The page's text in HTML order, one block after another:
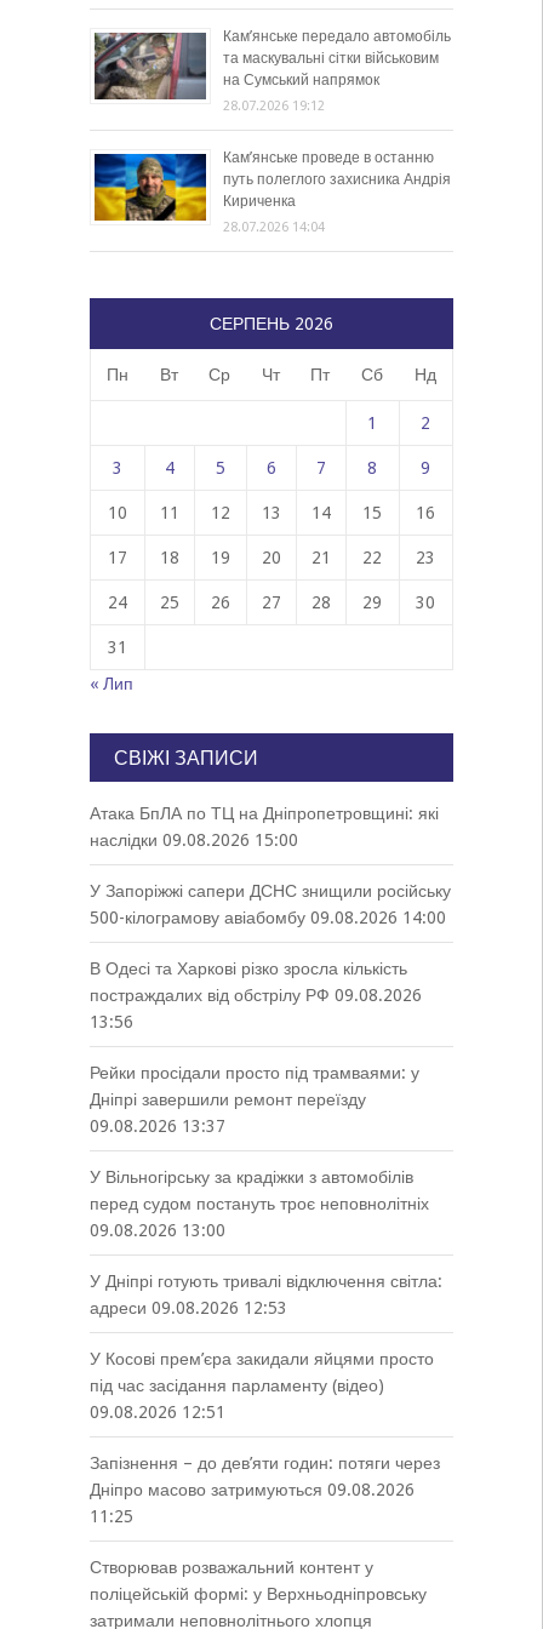
Кам’янське передало автомобіль
та маскувальні сітки військовим
на Сумський напрямок
28.07.2026 19:12
Кам’янське проведе в останню
путь полеглого захисника Андрія
Кириченка
28.07.2026 14:04
СЕРПЕНЬ 2026
Пн Вт Ср Чт Пт Сб Нд
1 2
3 4 5 6 7 8 9
10 11 12 13 14 15 16
17 18 19 20 21 22 23
24 25 26 27 28 29 30
31
« Лип
СВІЖІ ЗАПИСИ
Атака БпЛА по ТЦ на Дніпропетровщині: які
наслідки 09.08.2026 15:00
У Запоріжжі сапери ДСНС знищили російську
500-кілограмову авіабомбу 09.08.2026 14:00
В Одесі та Харкові різко зросла кількість
постраждалих від обстрілу РФ 09.08.2026
13:56
Рейки просідали просто під трамваями: у
Дніпрі завершили ремонт переїзду
09.08.2026 13:37
У Вільногірську за крадіжки з автомобілів
перед судом постануть троє неповнолітніх
09.08.2026 13:00
У Дніпрі готують тривалі відключення світла:
адреси 09.08.2026 12:53
У Косові прем’єра закидали яйцями просто
під час засідання парламенту (відео)
09.08.2026 12:51
Запізнення – до дев’яти годин: потяги через
Дніпро масово затримуються 09.08.2026
11:25
Створював розважальний контент у
поліцейській формі: у Верхньодніпровську
затримали неповнолітнього хлопця